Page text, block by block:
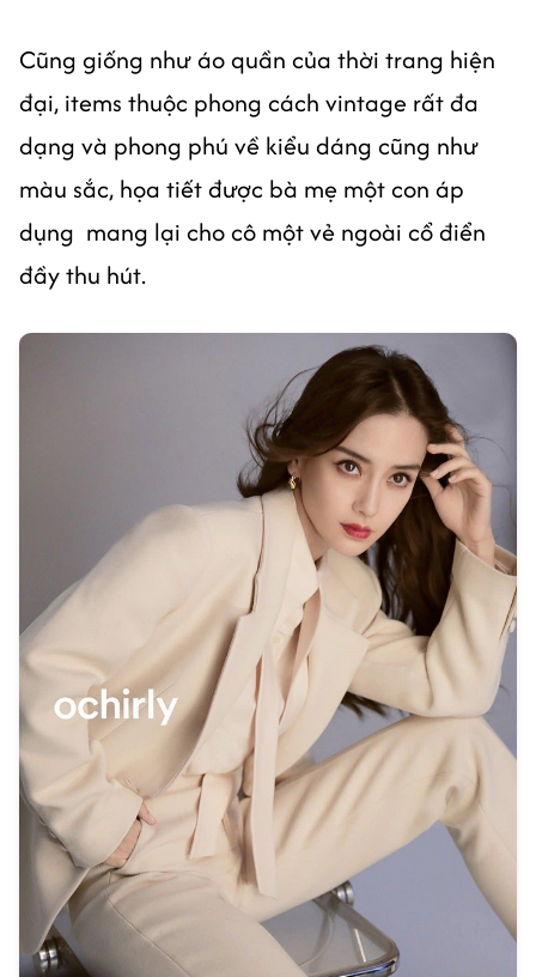
Cũng giống như áo quần của thời trang hiện
đại, items thuộc phong cách vintage rất đa
dạng và phong phú về kiểu dáng cũng như
màu sắc, họa tiết được bà mẹ một con áp
dụng mang lại cho cô một vẻ ngoài cổ điển
đầy thu hút.